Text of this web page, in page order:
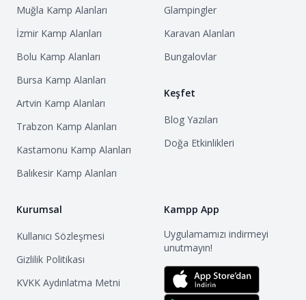
Muğla Kamp Alanları
İzmir Kamp Alanları
Bolu Kamp Alanları
Bursa Kamp Alanları
Artvin Kamp Alanları
Trabzon Kamp Alanları
Kastamonu Kamp Alanları
Balıkesir Kamp Alanları
Glampingler
Karavan Alanları
Bungalovlar
Keşfet
Blog Yazıları
Doğa Etkinlikleri
Kurumsal
Kullanıcı Sözleşmesi
Gizlilik Politikası
KVKK Aydınlatma Metni
Kampp App
Uygulamamızı indirmeyi
unutmayın!